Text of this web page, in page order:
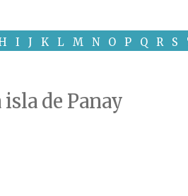
I J K L M N O P Q R S
de Panay